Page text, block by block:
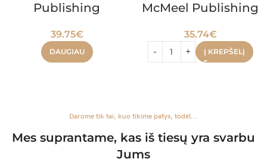
Publishing
39.75€
DAUGIAU
McMeel Publishing
35.74€
Į KREPŠELĮ
Darome tik tai, kuo tikime patys, todėl...
Mes suprantame, kas iš tiesų yra svarbu
Jums